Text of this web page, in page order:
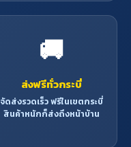
🚚
ส่งฟรีทั่วกระบี่
จัดส่งรวดเร็ว ฟรีในเขตกระบี่
สินค้าหนักก็ส่งถึงหน้าบ้าน